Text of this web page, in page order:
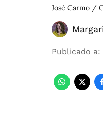
José Carmo /
Publicado a: